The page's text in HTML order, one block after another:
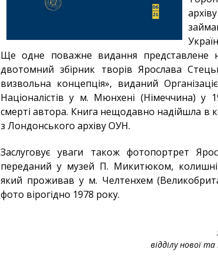
Ще одне поважне видання представлене
двотомний збірник творів Ярослава
визвольна концепція», виданий
Націоналістів у м. Мюнхені (Німеччина) у
смерті автора. Книга нещодавно надійшла в
з Лондонського архіву ОУН.
Заслуговує уваги також фотопортрет
переданий у музей П. Микитюком,
який проживав у м. Челтенхем
фото вірогідно 1978 року.
відділу нової та